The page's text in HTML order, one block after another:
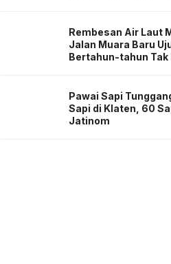
Rembesan Air Laut
Jalan Muara Baru
Bertahun-tahun Tak
Pawai Sapi
Sapi di Klaten, 60
Jatinom